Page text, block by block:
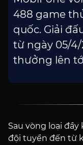
488 game
quốc. Giải
từ ngày 05/
thưởng lên
Sau vòng loại
đội tuyển đến từ